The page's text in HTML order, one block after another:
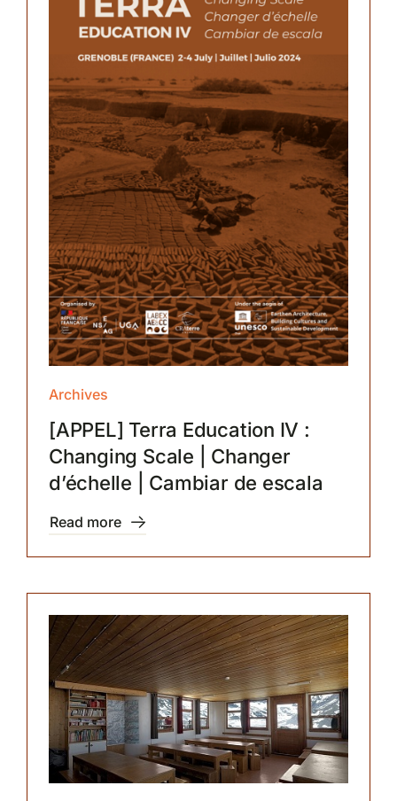
Partnerships
Archives
[APPEL] Terra Education IV :
Changing Scale | Changer
d’échelle | Cambiar de escala
Read more